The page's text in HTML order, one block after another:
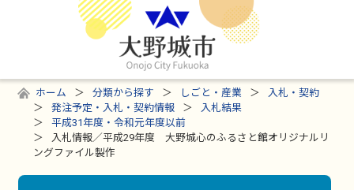
ホーム 分類から探す しごと・産業
入札・契約
発注予定・入札・契約情報
入札結果
平成31年度・令和元年度以前
入札情報／平成29年度 大野城心のふるさと館オリジナルリ
ングファイル製作